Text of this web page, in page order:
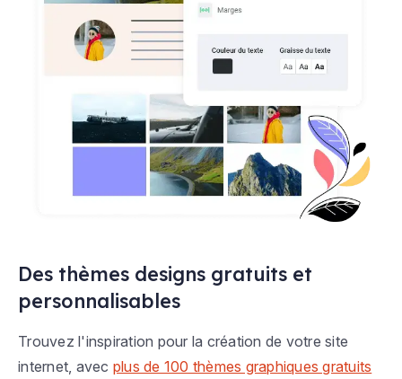
Des thèmes designs gratuits et
personnalisables
Trouvez l'inspiration pour la création de votre site
internet, avec plus de 100 thèmes graphiques gratuits